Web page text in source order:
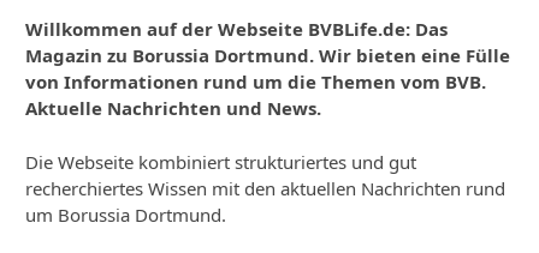
Willkommen auf der Webseite BVBLife.de: Das
Magazin zu Borussia Dortmund. Wir bieten eine Fülle
von Informationen rund um die Themen vom BVB.
Aktuelle Nachrichten und News.
Die Webseite kombiniert strukturiertes und gut
recherchiertes Wissen mit den aktuellen Nachrichten rund
um Borussia Dortmund.